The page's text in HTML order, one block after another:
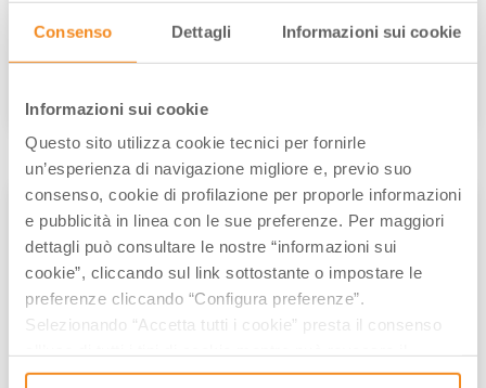
Consenso Dettagli Informazioni sui cookie
Informazioni sui cookie
Questo sito utilizza cookie tecnici per fornirle
un’esperienza di navigazione migliore e, previo suo
consenso, cookie di profilazione per proporle informazioni
e pubblicità in linea con le sue preferenze. Per maggiori
dettagli può consultare le nostre “informazioni sui
cookie”, cliccando sul link sottostante o impostare le
preferenze cliccando “Configura preferenze”.
Selezionando “Accetta tutti i cookie” presta il consenso
consenso cliccando su “Usa solo i cookie necessari” e
dell’Emilia Romagna
diWalter Manni/// Gennaio 30, 2017
ESCURSIONI E TREKKING